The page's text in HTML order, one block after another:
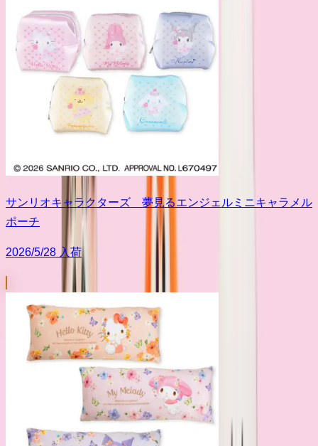
サンリオキャラクターズ 夢見るエンジェルミニキャラメル
ポーチ
2026/5/28 入荷